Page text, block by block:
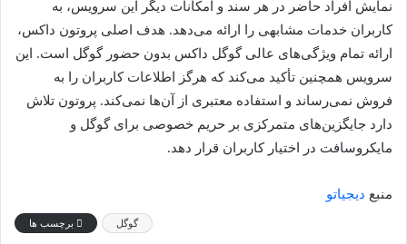
نمایش افراد حاضر در هر سند و امکانات دیگر این سرویس، به
کاربران خدمات مشابهی را ارائه می‌دهد. هدف اصلی پروتون داکس،
ارائه تمام ویژگی‌های عالی گوگل داکس بدون حضور گوگل است. این
سرویس همچنین تأکید می‌کند که هرگز اطلاعات کاربران را به
فروش نمی‌رساند و استفاده معتبری از آن‌ها نمی‌کند. پروتون تلاش
دارد جایگزین‌های متمرکزی بر حریم خصوصی برای گوگل و
مایکروسافت در اختیار کاربران قرار دهد.
منبع دیجیاتو
برچسب ها گوگل